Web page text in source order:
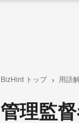
BizHint トップ 用語
管理監